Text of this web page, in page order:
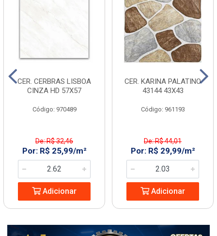
CER. CERBRAS LISBOA
CINZA HD 57X57
Código: 970489
De: R$ 32,46
Por: R$ 25,99/m²
Adicionar
CER. KARINA PALATINO
43144 43X43
Código: 961193
De: R$ 44,01
Por: R$ 29,99/m²
Adicionar